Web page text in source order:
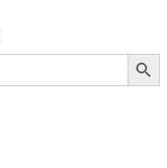
Botón de